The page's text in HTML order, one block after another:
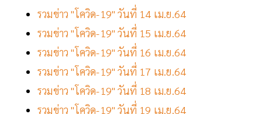
รวมข่าว "โควิด-19" วันที่ 14 เม.ย.64
รวมข่าว "โควิด-19" วันที่ 15 เม.ย.64
รวมข่าว "โควิด-19" วันที่ 16 เม.ย.64
รวมข่าว "โควิด-19" วันที่ 17 เม.ย.64
รวมข่าว "โควิด-19" วันที่ 18 เม.ย.64
รวมข่าว "โควิด-19" วันที่ 19 เม.ย.64